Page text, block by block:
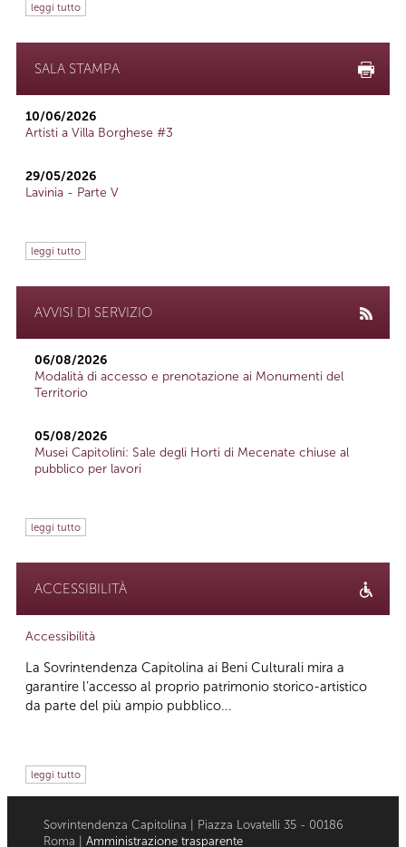
leggi tutto
SALA STAMPA
10/06/2026
Artisti a Villa Borghese #3
29/05/2026
Lavinia - Parte V
leggi tutto
AVVISI DI SERVIZIO
06/08/2026
Modalità di accesso e prenotazione ai Monumenti del
Territorio
05/08/2026
Musei Capitolini: Sale degli Horti di Mecenate chiuse al
pubblico per lavori
leggi tutto
ACCESSIBILITÀ
Accessibilità
La Sovrintendenza Capitolina ai Beni Culturali mira a
garantire l’accesso al proprio patrimonio storico-artistico
da parte del più ampio pubblico...
leggi tutto
Sovrintendenza Capitolina | Piazza Lovatelli 35 - 00186
Roma | Amministrazione trasparente